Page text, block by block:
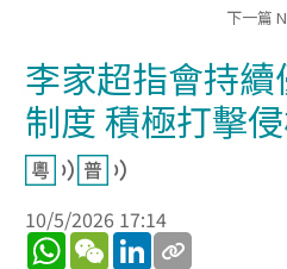
下一篇
李家超指會持
制度 積極打擊
10/5/2026 17:14
WhatsApp
WeChatLinkedIn